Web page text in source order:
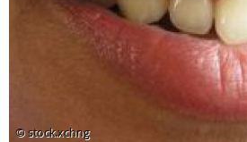
© stock.xchng